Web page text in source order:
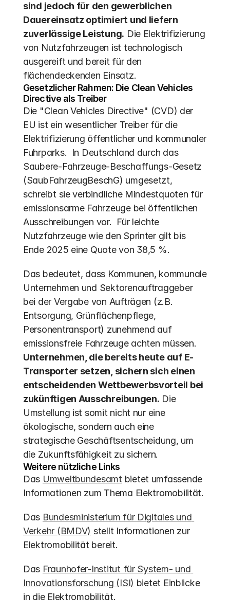
sind jedoch für den gewerblichen
Dauereinsatz optimiert und liefern
zuverlässige Leistung. Die Elektrifizierung
von Nutzfahrzeugen ist technologisch
ausgereift und bereit für den
flächendeckenden Einsatz.
Gesetzlicher Rahmen: Die Clean Vehicles
Directive als Treiber
Die "Clean Vehicles Directive" (CVD) der
EU ist ein wesentlicher Treiber für die
Elektrifizierung öffentlicher und kommunaler
Fuhrparks.  In Deutschland durch das
Saubere-Fahrzeuge-Beschaffungs-Gesetz
(SaubFahrzeugBeschG) umgesetzt,
schreibt sie verbindliche Mindestquoten für
emissionsarme Fahrzeuge bei öffentlichen
Ausschreibungen vor.  Für leichte
Nutzfahrzeuge wie den Sprinter gilt bis
Ende 2025 eine Quote von 38,5 %.
Das bedeutet, dass Kommunen, kommunale
Unternehmen und Sektorenauftraggeber
bei der Vergabe von Aufträgen (z.B.
Entsorgung, Grünflächenpflege,
Personentransport) zunehmend auf
Unternehmen, die bereits heute auf E-
Transporter setzen, sichern sich einen
entscheidenden Wettbewerbsvorteil bei
zukünftigen Ausschreibungen. Die
Umstellung ist somit nicht nur eine
ökologische, sondern auch eine
strategische Geschäftsentscheidung, um
die Zukunftsfähigkeit zu sichern.
Weitere nützliche Links
Das Umweltbundesamt bietet umfassende
Informationen zum Thema Elektromobilität.
Das Bundesministerium für Digitales und
Verkehr (BMDV) stellt Informationen zur
Elektromobilität bereit.
Das Fraunhofer-Institut für System- und
Innovationsforschung (ISI) bietet Einblicke
in die Elektromobilität.